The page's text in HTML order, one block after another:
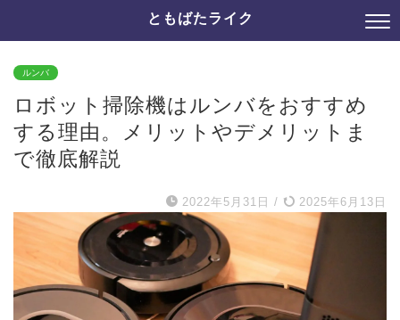
ともばたライク
ルンバ
ロボット掃除機はルンバをおすすめ
する理由。メリットやデメリットま
で徹底解説
2022年5月31日 / 2025年6月13日